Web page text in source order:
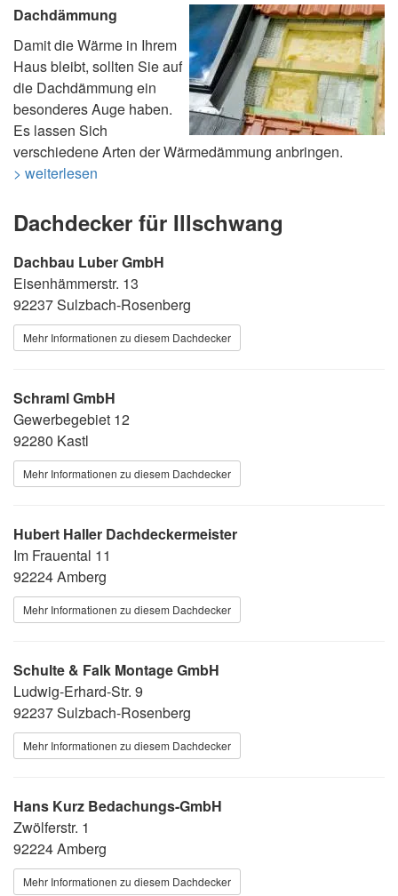
Dachdämmung
Damit die Wärme in Ihrem
Haus bleibt, sollten Sie auf
die Dachdämmung ein
besonderes Auge haben.
Es lassen Sich
verschiedene Arten der Wärmedämmung anbringen.
> weiterlesen
Dachdecker für Illschwang
Dachbau Luber GmbH
Eisenhämmerstr. 13
92237 Sulzbach-Rosenberg
Mehr Informationen zu diesem Dachdecker
Schraml GmbH
Gewerbegebiet 12
92280 Kastl
Mehr Informationen zu diesem Dachdecker
Hubert Haller Dachdeckermeister
Im Frauental 11
92224 Amberg
Mehr Informationen zu diesem Dachdecker
Schulte & Falk Montage GmbH
Ludwig-Erhard-Str. 9
92237 Sulzbach-Rosenberg
Mehr Informationen zu diesem Dachdecker
Hans Kurz Bedachungs-GmbH
Zwölferstr. 1
92224 Amberg
Mehr Informationen zu diesem Dachdecker